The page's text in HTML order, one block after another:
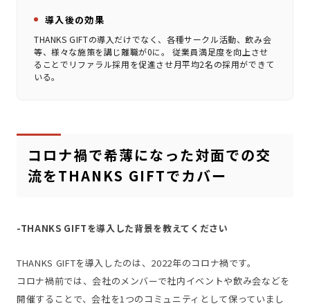
導入後の効果
THANKS GIFTの導入だけでなく、各種サークル活動、飲み会
等、様々な施策を講じ離職が0に。 従業員満足度を向上させ
ることでリファラル採用を促進させ月平均2名の採用ができて
いる。
コロナ禍で希薄になった対面での交
流をTHANKS GIFTでカバー
-THANKS GIFTを導入した背景を教えてください
THANKS GIFTを導入したのは、2022年のコロナ禍です。
コロナ禍前では、会社のメンバーで社内イベントや飲み会などを
開催することで、会社を1つのコミュニティとして保っていまし